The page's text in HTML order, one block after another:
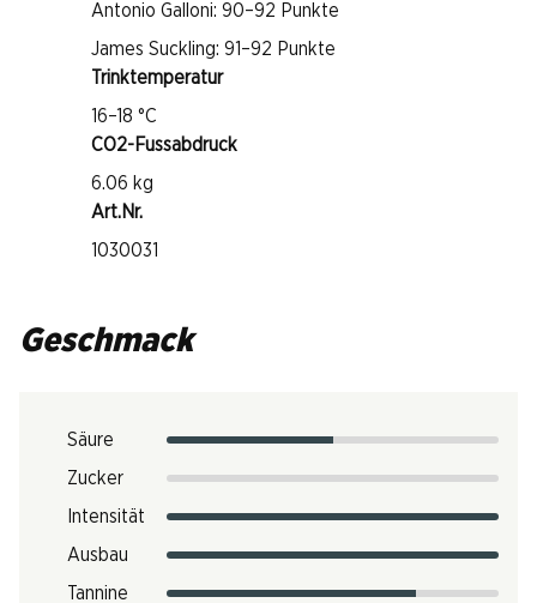
Antonio Galloni: 90–92 Punkte
James Suckling: 91–92 Punkte
Trinktemperatur
16–18 °C
CO2-Fussabdruck
6.06 kg
Art.Nr.
1030031
Geschmack
Säure
Zucker
Intensität
Ausbau
Tannine